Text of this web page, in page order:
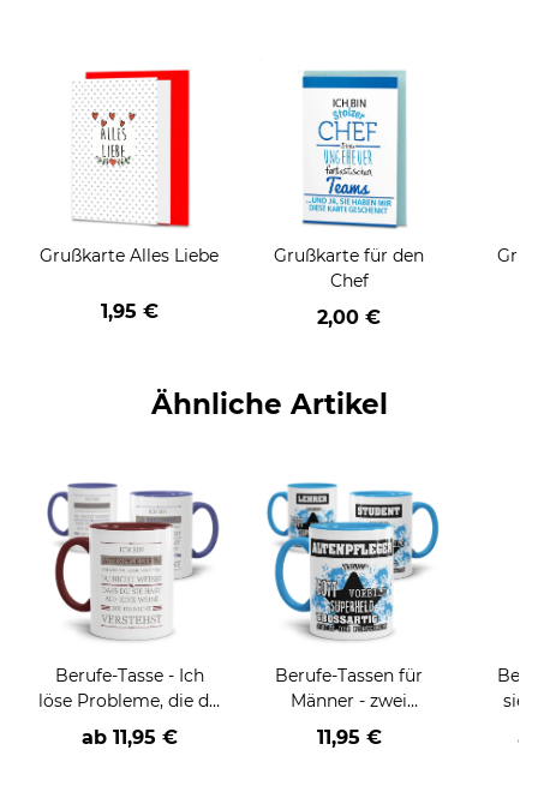
Grußkarte Alles Liebe
1,95 €
Grußkarte für den
Chef
2,00 €
Ähnliche Artikel
Berufe-Tasse - Ich
löse Probleme, die du
nicht verstehst -
verschiedene Berufe
ab 11,95 €
Berufe-Tassen für
Männer - zwei
Farbvarianten
11,95 €